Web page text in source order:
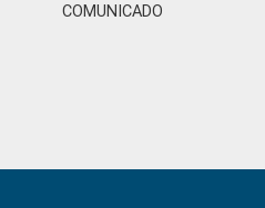
COMUNICADO